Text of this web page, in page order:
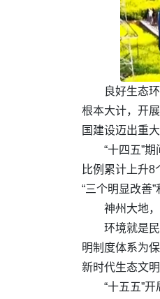
良好生态
根本大计，开
国建设迈出重大
“十四五”
比例累计上升
“三个明显改善
神州大地
环境就是
明制度体系为
新时代生态文
“十五五”